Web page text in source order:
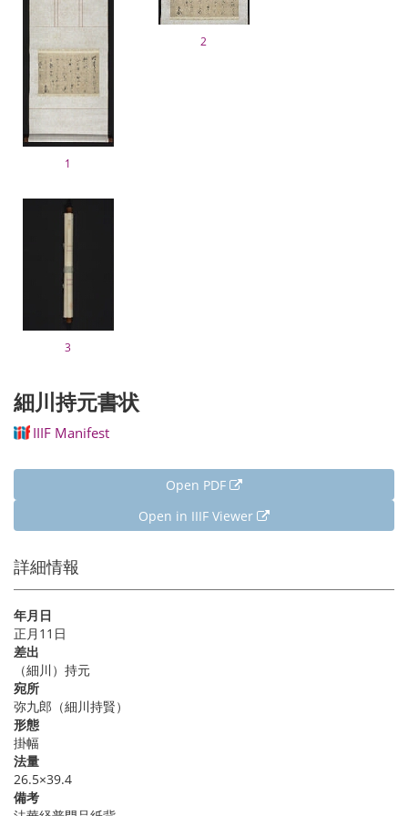
1
2
3
細川持元書状
IIIF Manifest
Open PDF
Open in IIIF Viewer
詳細情報
年月日
正月11日
差出
（細川）持元
宛所
弥九郎（細川持賢）
形態
掛幅
法量
26.5×39.4
備考